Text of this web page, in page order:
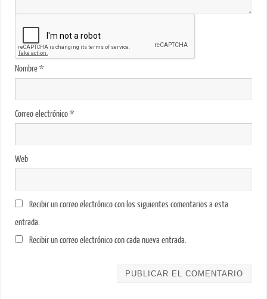
Nombre*
Correo electrónico*
Web
Recibir un correo electrónico con los siguientes comentarios a esta
entrada.
Recibir un correo electrónico con cada nueva entrada.